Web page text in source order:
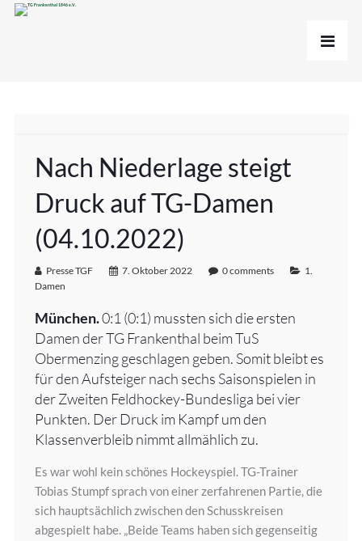
Nach Niederlage steigt
Druck auf TG-Damen
(04.10.2022)
Presse TGF 7. Oktober 2022 0 comments
1.
Damen
München.0:1 (0:1) mussten sich die ersten
Damen der TG Frankenthal beim TuS
Obermenzing geschlagen geben. Somit bleibt es
für den Aufsteiger nach sechs Saisonspielen in
der Zweiten Feldhockey-Bundesliga bei vier
Punkten. Der Druck im Kampf um den
Klassenverbleib nimmt allmählich zu.
Es war wohl kein schönes Hockeyspiel. TG-Trainer
Tobias Stumpf sprach von einer zerfahrenen Partie, die
sich hauptsächlich zwischen den Schusskreisen
abgespielt habe. „Beide Teams haben sich gegenseitig